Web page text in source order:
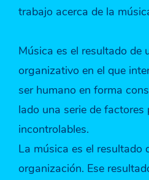
trabajo acerca de la
Música es el resultado de
organizativo en el que
ser humano en forma
lado una serie de
incontrolables.
La música es el resultado
organización. Ese